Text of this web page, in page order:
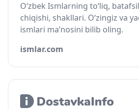
O‘zbek Ismlarning to‘liq,
chiqishi, shakllari. O‘zingiz va
ismlari ma’nosini bilib oling.
ismlar.com